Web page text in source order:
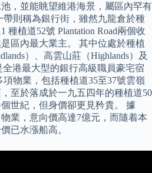
，並能眺望維港海景，屬區內罕有
則稱為銀行街，雖然九龍倉於種
種植道52號 Plantation Road兩個收
區內最大業主。 其中位處於種植
）、高雲山莊（Highlands）及
港最大型的銀行高級職員豪宅宿
物業，包括種植道35至37號雲嶺
至於落成於一九五四年的種植道50
世紀，但身價卻更見矜貴。 據
業，意向價高達7億元，而隨着本
已水漲船高。